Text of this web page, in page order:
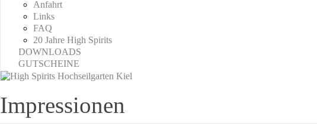
Anfahrt
Links
FAQ
20 Jahre High Spirits
DOWNLOADS
GUTSCHEINE
Impressionen